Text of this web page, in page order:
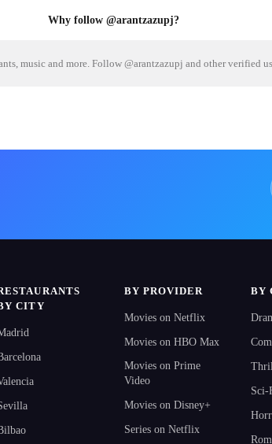
Why follow @arantzazupj?
music and more. Follow @arantzazupj and other verified
CITY
BY PROVIDER
Movies on Netflix
Movies on HBO Max
Movies on Prime
Video
Movies on Disney+
Series on Netflix
BY
Sci-